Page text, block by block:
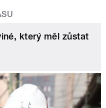
který měl zůstat